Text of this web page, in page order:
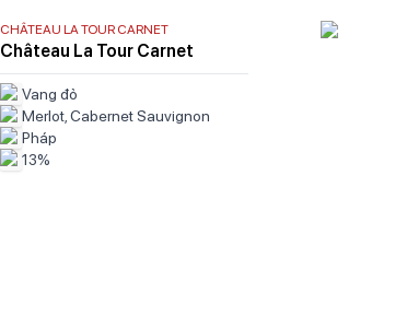
CHÂTEAU LA TOUR CARNET
Château La Tour Carnet
Vang đỏ
Merlot, Cabernet Sauvignon
Pháp
13%